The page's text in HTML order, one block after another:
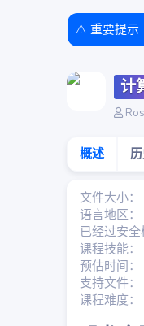
⚠️ 重要提示
计
作
概述
文件大小
语言地区
已经过安全
课程技能
预估时间
支持文件
课程难度